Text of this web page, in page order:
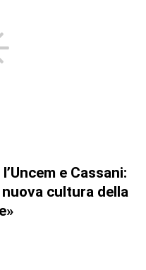
e Cassani:
cultura della